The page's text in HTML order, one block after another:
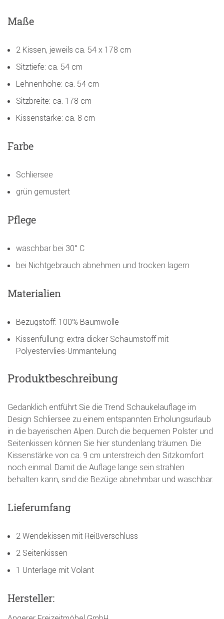
Maße
2 Kissen, jeweils ca. 54 x 178 cm
Sitztiefe: ca. 54 cm
Lehnenhöhe: ca. 54 cm
Sitzbreite: ca. 178 cm
Kissenstärke: ca. 8 cm
Farbe
Schliersee
grün gemustert
Pflege
waschbar bei 30° C
bei Nichtgebrauch abnehmen und trocken lagern
Materialien
Bezugstoff: 100% Baumwolle
Kissenfüllung: extra dicker Schaumstoff mit
Polyestervlies-Ummantelung
Produktbeschreibung
Gedanklich entführt Sie die Trend Schaukelauflage im
Design Schliersee zu einem entspannten Erholungsurlaub
in die bayerischen Alpen. Durch die bequemen Polster und
Seitenkissen können Sie hier stundenlang träumen. Die
Kissenstärke von ca. 9 cm unterstreich den Sitzkomfort
noch einmal. Damit die Auflage lange sein strahlen
behalten kann, sind die Bezüge abnehmbar und waschbar.
Lieferumfang
2 Wendekissen mit Reißverschluss
2 Seitenkissen
1 Unterlage mit Volant
Hersteller: